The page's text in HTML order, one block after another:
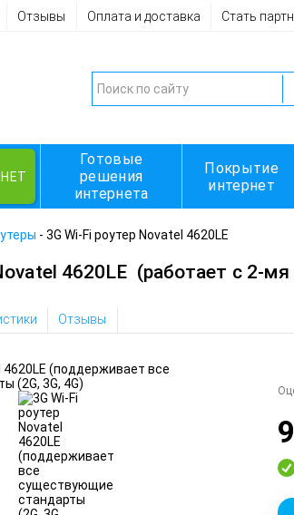
Отзывы Оплата и доставка Стать
Готовые
решения
интернета
Покрытие
интернет
- 3G Wi-Fi роутер Novatel 4620LE
4620LE (работает с 2-
Отзывы